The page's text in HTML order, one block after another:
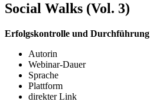
Social Walks (Vol. 3)
Erfolgskontrolle und Durchführung
Autorin
Webinar-Dauer
Sprache
Plattform
direkter Link